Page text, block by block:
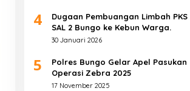
4
Dugaan Pembuangan Limbah PKS
SAL 2 Bungo ke Kebun Warga.
30 Januari 2026
5
Polres Bungo Gelar Apel Pasukan
Operasi Zebra 2025
17 November 2025